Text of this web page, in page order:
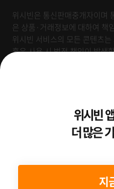
위시빈은 통신판매중개자이며
은 상품·거래정보에 대하여 책
위시빈 서비스의 모든 콘텐츠
혹은 사용 시 법적 책임이 발생
Venture Enterprise위시빈
더 많은
지